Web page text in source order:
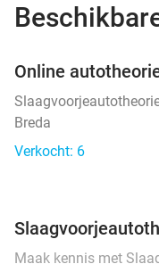
Online
Breda
Verkocht: 6
Maak kennis met